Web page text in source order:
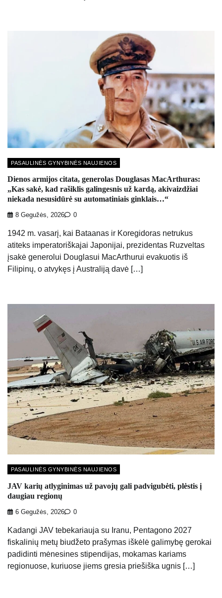
PASAULINĖS GYNYBINĖS NAUJIENOS
Dienos armijos citata, generolas Douglasas MacArthuras:
„Kas sakė, kad rašiklis galingesnis už kardą, akivaizdžiai
niekada nesusidūrė su automatiniais ginklais…“
8 Gegužės, 2026 0
1942 m. vasarį, kai Bataanas ir Koregidoras netrukus
atiteks imperatoriškajai Japonijai, prezidentas Ruzveltas
įsakė generolui Douglasui MacArthurui evakuotis iš
Filipinų, o atvykęs į Australiją davė […]
PASAULINĖS GYNYBINĖS NAUJIENOS
JAV karių atlyginimas už pavojų gali padvigubėti, plėstis į
daugiau regionų
6 Gegužės, 2026 0
Kadangi JAV tebekariauja su Iranu, Pentagono 2027
fiskalinių metų biudžeto prašymas iškėlė galimybę gerokai
padidinti mėnesines stipendijas, mokamas kariams
regionuose, kuriuose jiems gresia priešiška ugnis […]